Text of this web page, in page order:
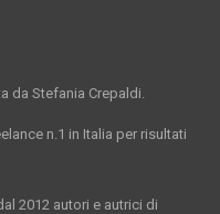
da Stefania Crepaldi.
n.1 in Italia per risultati
2012 autori e autrici di